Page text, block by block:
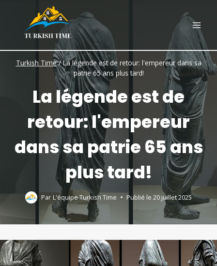
content
Turkish Time/La légende est de retour: l'empereur dans sa
patrie 65 ans plus tard!
La légende est de
retour: l'empereur
dans sa patrie 65 ans
plus tard!
Par L'équipe Turkish Time Publié le 20 juillet 2025